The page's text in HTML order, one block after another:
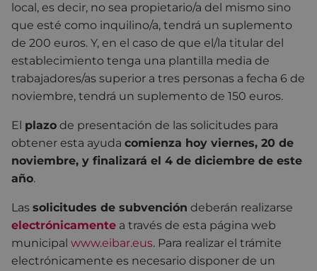
local, es decir, no sea propietario/a del mismo sino
que esté como inquilino/a, tendrá un suplemento
de 200 euros. Y, en el caso de que el/la titular del
establecimiento tenga una plantilla media de
trabajadores/as superior a tres personas a fecha 6 de
noviembre, tendrá un suplemento de 150 euros.
El plazo de presentación de las solicitudes para
obtener esta ayuda comienza hoy viernes, 20 de
noviembre, y finalizará el 4 de diciembre de este
año.
Las solicitudes de subvención deberán realizarse
electrónicamente a través de esta página web
municipal www.eibar.eus. Para realizar el trámite
electrónicamente es necesario disponer de un